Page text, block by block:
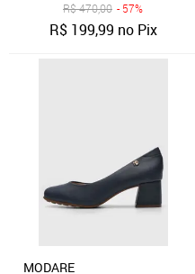
R$470,00 - 57%
R$ 199,99 no Pix
MODARE